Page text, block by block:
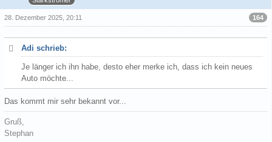
164
28. Dezember 2025, 20:11
Adi schrieb:
Je länger ich ihn habe, desto eher merke ich, dass ich kein neues
Auto möchte...
Das kommt mir sehr bekannt vor...
Gruß,
Stephan